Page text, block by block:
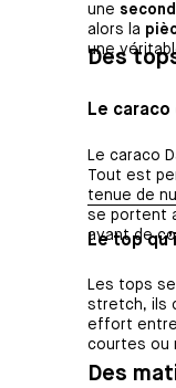
une
alors la
une
Des
Le caraco
Le caraco
Tout est
tenue de
se portent
avant de
Le top
Les tops
stretch, ils
effort entre
courtes ou
Des